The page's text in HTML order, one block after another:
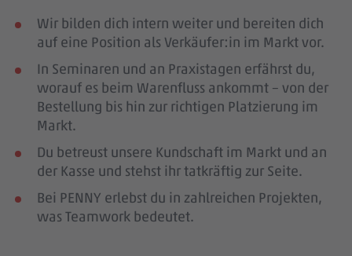
Wir bilden dich intern weiter und bereiten dich
auf eine Position als Verkäufer:in im Markt vor.
In Seminaren und an Praxistagen erfährst du,
worauf es beim Warenfluss ankommt – von der
Bestellung bis hin zur richtigen Platzierung im
Markt.
Du betreust unsere Kundschaft im Markt und an
der Kasse und stehst ihr tatkräftig zur Seite.
Bei PENNY erlebst du in zahlreichen Projekten,
was Teamwork bedeutet.